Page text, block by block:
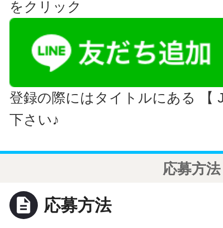
をクリック
登録の際にはタイトルにある 【
下さい♪
応募方法
description 応募方法